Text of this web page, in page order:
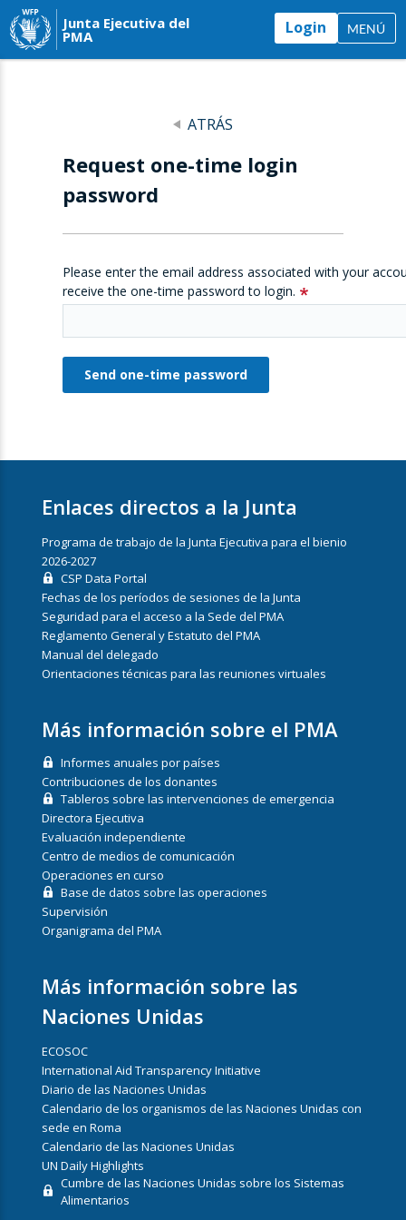
Junta Ejecutiva del
PMA Login MENÚ
ATRÁS
Request one-time login
password
Please enter the email address associated with your
receive the one-time password to login.
Enlaces directos a la Junta
Programa de trabajo de la Junta Ejecutiva para el bienio
2026-2027
CSP Data Portal
Fechas de los períodos de sesiones de la Junta
Seguridad para el acceso a la Sede del PMA
Reglamento General y Estatuto del PMA
Manual del delegado
Orientaciones técnicas para las reuniones virtuales
Más información sobre el PMA
Informes anuales por países
Contribuciones de los donantes
Tableros sobre las intervenciones de emergencia
Directora Ejecutiva
Evaluación independiente
Centro de medios de comunicación
Operaciones en curso
Base de datos sobre las operaciones
Supervisión
Organigrama del PMA
Más información sobre las
Naciones Unidas
ECOSOC
International Aid Transparency Initiative
Diario de las Naciones Unidas
Calendario de los organismos de las Naciones Unidas con
sede en Roma
Calendario de las Naciones Unidas
UN Daily Highlights
Cumbre de las Naciones Unidas sobre los Sistemas
Alimentarios